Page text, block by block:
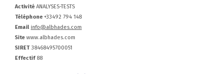
Activité ANALYSES-TESTS
Téléphone +33492 794 148
Email info@albhades.com
Site www.albhades.com
SIRET 38468495700051
Effectif88